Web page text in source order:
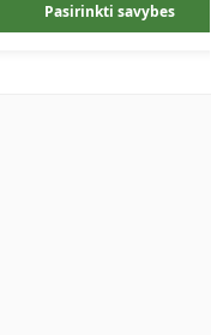
Pasirinkti savybes